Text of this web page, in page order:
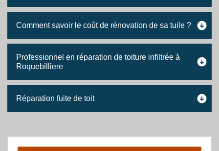
Comment savoir le coût de rénovation de sa tuile ?
Professionnel en réparation de toiture infiltrée à
Roquebilliere
Réparation fuite de toit